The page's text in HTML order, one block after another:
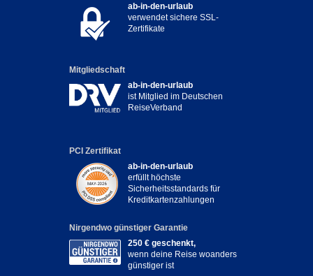
ab-in-den-urlaub
verwendet sichere SSL-
Zertifikate
Mitgliedschaft
ab-in-den-urlaub
ist Mitglied im Deutschen
ReiseVerband
PCI Zertifikat
ab-in-den-urlaub
erfüllt höchste
Sicherheitsstandards für
Kreditkartenzahlungen
Nirgendwo günstiger Garantie
250 € geschenkt,
wenn deine Reise woanders
günstiger ist